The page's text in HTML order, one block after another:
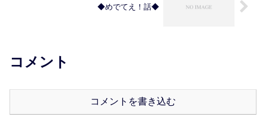
◆めでてえ！話◆
コメント
コメントを書き込む